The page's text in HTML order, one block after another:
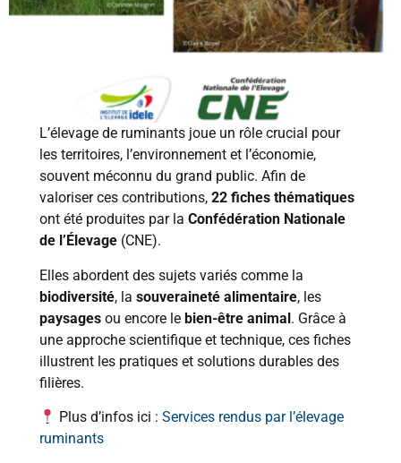
L’élevage de ruminants joue un rôle crucial pour
les territoires, l’environnement et l’économie,
souvent méconnu du grand public. Afin de
valoriser ces contributions,22 fiches thématiques
ont été produites par laConfédération Nationale
de l’Élevage (CNE).
Elles abordent des sujets variés comme la
biodiversité, lasouveraineté alimentaire, les
paysages ou encore lebien-être animal. Grâce à
une approche scientifique et technique, ces fiches
illustrent les pratiques et solutions durables des
filières.
Plus d’infos ici :Services rendus par l’élevage
ruminants